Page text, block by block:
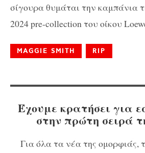
σίγουρα θυμάται την καμπάνια
2024 pre-collection του οίκου
MAGGIE SMITH RIP
Έχουμε κρατήσει για
στην πρώτη σειρά
Για όλα τα νέα της ομορφιάς,